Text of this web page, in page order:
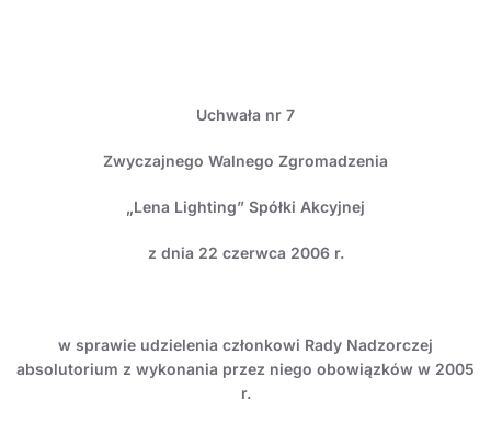
Uchwała nr 7
Zwyczajnego Walnego Zgromadzenia
„Lena Lighting” Spółki Akcyjnej
z dnia 22 czerwca 2006 r.
w sprawie udzielenia członkowi Rady Nadzorczej
absolutorium z wykonania przez niego obowiązków w 2005
r.